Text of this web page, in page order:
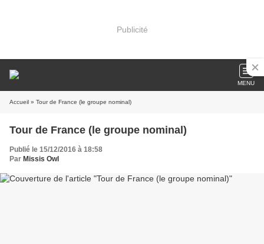
Publicité
MENU
Accueil » Tour de France (le groupe nominal)
Tour de France (le groupe nominal)
Publié le 15/12/2016 à 18:58
Par Missis Owl